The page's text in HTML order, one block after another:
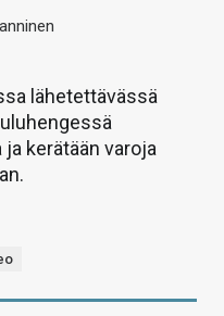
lähetettävässä
kerätään varoja